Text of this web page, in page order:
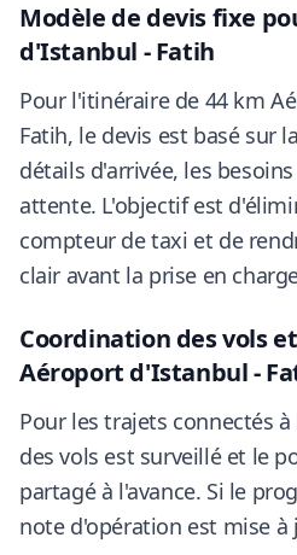
Modèle de devis fixe
d'Istanbul - Fatih
Pour l'itinéraire de 44 km
Fatih, le devis est basé sur
détails d'arrivée, les
attente. L'objectif est
compteur de taxi et de
clair avant la prise en
Coordination des vols
Aéroport d'Istanbul -
Pour les trajets connectés
des vols est surveillé et le
partagé à l'avance. Si le
note d'opération est mise à